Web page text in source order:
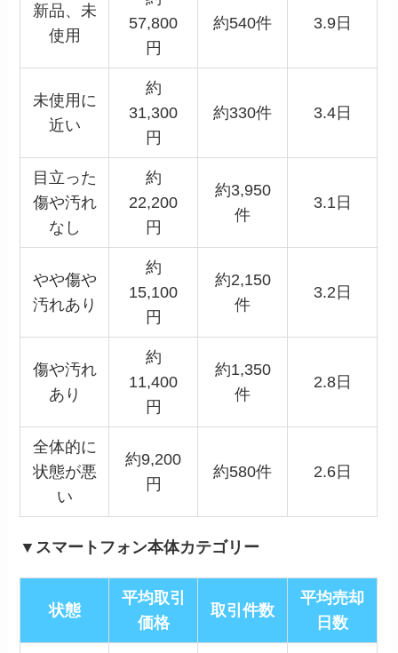
新品、未
使用
57,800
円
約540件 3.9日
未使用に
近い
約
31,300
円
約330件 3.4日
目立った
傷や汚れ
なし
約
22,200
円
約3,950
件
3.1日
やや傷や
汚れあり
約
15,100
円
約2,150
件
3.2日
傷や汚れ
あり
約
11,400
円
約1,350
件
2.8日
全体的に
状態が悪
い
約9,200
円
約580件 2.6日
▼スマートフォン本体カテゴリー
状態
平均取引
価格
取引件数
平均売却
日数